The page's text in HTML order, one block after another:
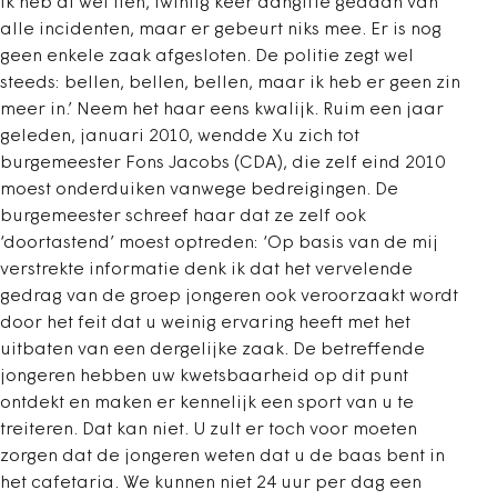
alle incidenten, maar er gebeurt niks mee. Er is nog
geen enkele zaak afgesloten. De politie zegt wel
steeds: bellen, bellen, bellen, maar ik heb er geen zin
meer in.’ Neem het haar eens kwalijk. Ruim een jaar
geleden, januari 2010, wendde Xu zich tot
burgemeester Fons Jacobs (CDA), die zelf eind 2010
moest onderduiken vanwege bedreigingen. De
burgemeester schreef haar dat ze zelf ook
‘doortastend’ moest optreden: ‘Op basis van de mij
verstrekte informatie denk ik dat het vervelende
gedrag van de groep jongeren ook veroorzaakt wordt
door het feit dat u weinig ervaring heeft met het
uitbaten van een dergelijke zaak. De betreffende
jongeren hebben uw kwetsbaarheid op dit punt
ontdekt en maken er kennelijk een sport van u te
treiteren. Dat kan niet. U zult er toch voor moeten
zorgen dat de jongeren weten dat u de baas bent in
het cafetaria. We kunnen niet 24 uur per dag een